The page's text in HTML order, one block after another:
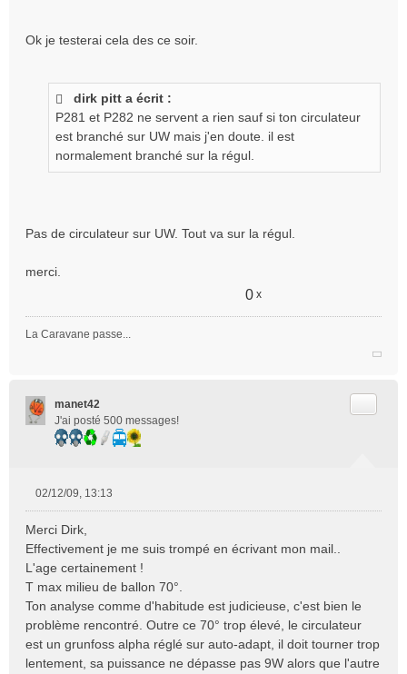
Ok je testerai cela des ce soir.
dirk pitt a écrit :
P281 et P282 ne servent a rien sauf si ton circulateur
est branché sur UW mais j'en doute. il est
normalement branché sur la régul.
Pas de circulateur sur UW. Tout va sur la régul.
merci.
0 x
La Caravane passe...
manet42
J'ai posté 500 messages!
s
s
a
g
e
n
l
02/12/09, 13:13
Merci Dirk,
Effectivement je me suis trompé en écrivant mon mail..
L'age certainement !
T max milieu de ballon 70°.
Ton analyse comme d'habitude est judicieuse, c'est bien le
problème rencontré. Outre ce 70° trop élevé, le circulateur
est un grunfoss alpha réglé sur auto-adapt, il doit tourner trop
lentement, sa puissance ne dépasse pas 9W alors que l'autre